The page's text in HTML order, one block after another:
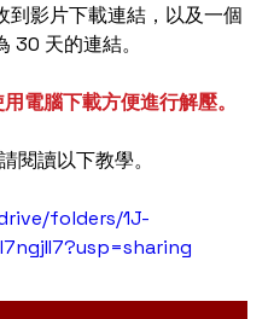
到影片下載連結，以及一個
30 天的連結。
電腦下載方便進行解壓。
閱讀以下教學。
folders/1J-